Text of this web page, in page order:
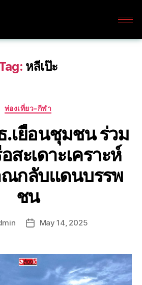
หลีเป๊ะ
ท่องเที่ยว-กีฬา
.เยือนชุมชน ร่วม
สะเดาะเคราะห์
กลับแดนบรรพ
ชน
May 14, 2025